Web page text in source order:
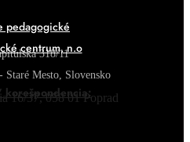
pedagogické
centrum, n.o
318/11
Staré Mesto, Slovensko
16/37, 058 01 Poprad